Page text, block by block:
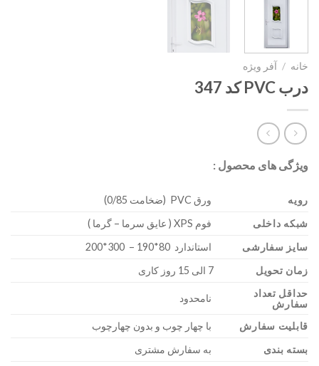
خانه / آفر ویژه
درب PVC کد 347
ویژگی های محصول :
رویه
ورق PVC (ضخامت 0/85)
شبکه داخلی
فوم XPS ( عایق سرما – گرما )
سایز سفارشی
استاندارد 80*190 – 300*200
زمان تحویل
7 الی 15 روز کاری
حداقل تعداد
سفارش
نامحدود
قابلیت سفارش
با چهار چوب و بدون چهارچوب
بسته بندی
به سفارش مشتری